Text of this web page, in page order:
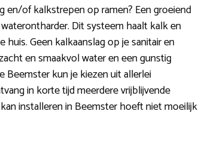
en/of kalkstrepen op ramen? Een groeiend
Dit systeem haalt kalk en
Geen kalkaanslag op je sanitair en
en smaakvol water en een gunstig
Beemster kun je kiezen uit allerlei
in korte tijd meerdere vrijblijvende
installeren in Beemster hoeft niet moeilijk